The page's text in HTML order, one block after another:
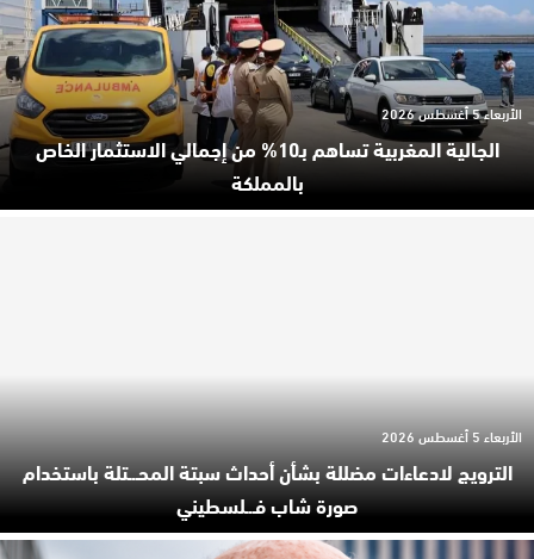
الجالية المغربية تساهم بـ10% من إجمالي الاستثمار الخاص
بالمملكة
الأربعاء 5 أغسطس 2026
الترويج لادعاءات مضللة بشأن أحداث سبتة المحـ.ـتلة باستخدام
صورة شاب فـ.ـلسطيني
الأربعاء 5 أغسطس 2026